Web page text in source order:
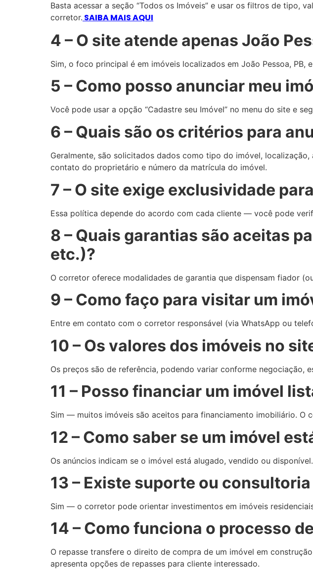
Basta acessar a seção “Todos os Imóveis” e usar os filtros de tipo,
corretor. SAIBA MAIS AQUI
4 – O site atende apenas João
Sim, o foco principal é em imóveis localizados em João Pessoa, PB,
5 – Como posso anunciar meu
Você pode usar a opção “Cadastre seu Imóvel” no menu do site e
6 – Quais são os critérios para
Geralmente, são solicitados dados como tipo do imóvel,
contato do proprietário e número da matrícula do imóvel.
7 – O site exige exclusividade
Essa política depende do acordo com cada cliente — você pode
8 – Quais garantias são aceitas
etc.)?
O corretor oferece modalidades de garantia que dispensam fiador
9 – Como faço para visitar um
Entre em contato com o corretor responsável (via WhatsApp ou
10 – Os valores dos imóveis no
Os preços são de referência, podendo variar conforme negociação,
11 – Posso financiar um imóvel
Sim — muitos imóveis são aceitos para financiamento imobiliário. O
12 – Como saber se um imóvel
Os anúncios indicam se o imóvel está alugado, vendido ou
13 – Existe suporte ou
Sim — o corretor pode orientar investimentos em imóveis
14 – Como funciona o processo
O repasse transfere o direito de compra de um imóvel em
apresenta opções de repasses para cliente interessado.